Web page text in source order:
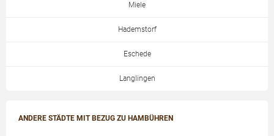
Miele
Hademstorf
Eschede
Langlingen
ANDERE STÄDTE MIT BEZUG ZU HAMBÜHREN